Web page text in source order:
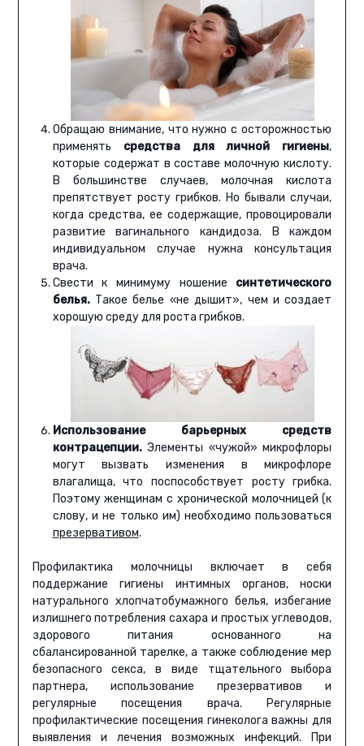
Обращаю внимание, что нужно с осторожностью
применять средства для личной гигиены,
которые содержат в составе молочную кислоту.
В большинстве случаев, молочная кислота
препятствует росту грибков. Но бывали случаи,
когда средства, ее содержащие, провоцировали
развитие вагинального кандидоза. В каждом
индивидуальном случае нужна консультация
врача.
Свести к минимуму ношение синтетического
белья.Такое белье «не дышит», чем и создает
хорошую среду для роста грибков.
Использование барьерных средств
контрацепции.Элементы «чужой» микрофлоры
могут вызвать изменения в микрофлоре
влагалища, что поспособствует росту грибка.
Поэтому женщинам с хронической молочницей (к
слову, и не только им) необходимо пользоваться
презервативом.
Профилактика молочницы включает в себя
поддержание гигиены интимных органов, носки
натурального хлопчатобумажного белья, избегание
излишнего потребления сахара и простых углеводов,
здорового питания основанного на
сбалансированной тарелке, а также соблюдение мер
безопасного секса, в виде тщательного выбора
партнера, использование презервативов и
регулярные посещения врача. Регулярные
профилактические посещения гинеколога важны для
выявления и лечения возможных инфекций. При